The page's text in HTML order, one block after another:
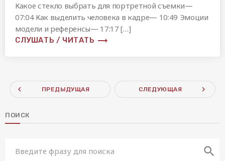
Какое стекло выбрать для портретной съемки—
07:04 Как выделить человека в кадре— 10:49 Эмоции
модели и референсы— 17:17 […]
СЛУШАТЬ / ЧИТАТЬ trending_flat
navigate_before ПРЕДЫДУЩАЯ СЛЕДУЮЩАЯ navigate_next
ПОИСК
search